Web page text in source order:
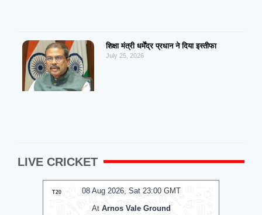
शिक्षा मंत्री धर्मेंद्र प्रधान ने दिया इस्तीफा
July 25, 2026
LIVE CRICKET
08 Aug 2026, Sat 23:00 GMT
T20
At Arnos Vale Ground